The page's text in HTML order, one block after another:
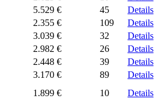
5.529 € 45
Details
2.355 € 109
Details
3.039 € 32
Details
2.982 € 26
Details
2.448 € 39
Details
3.170 € 89
Details
1.899 € 10
Details